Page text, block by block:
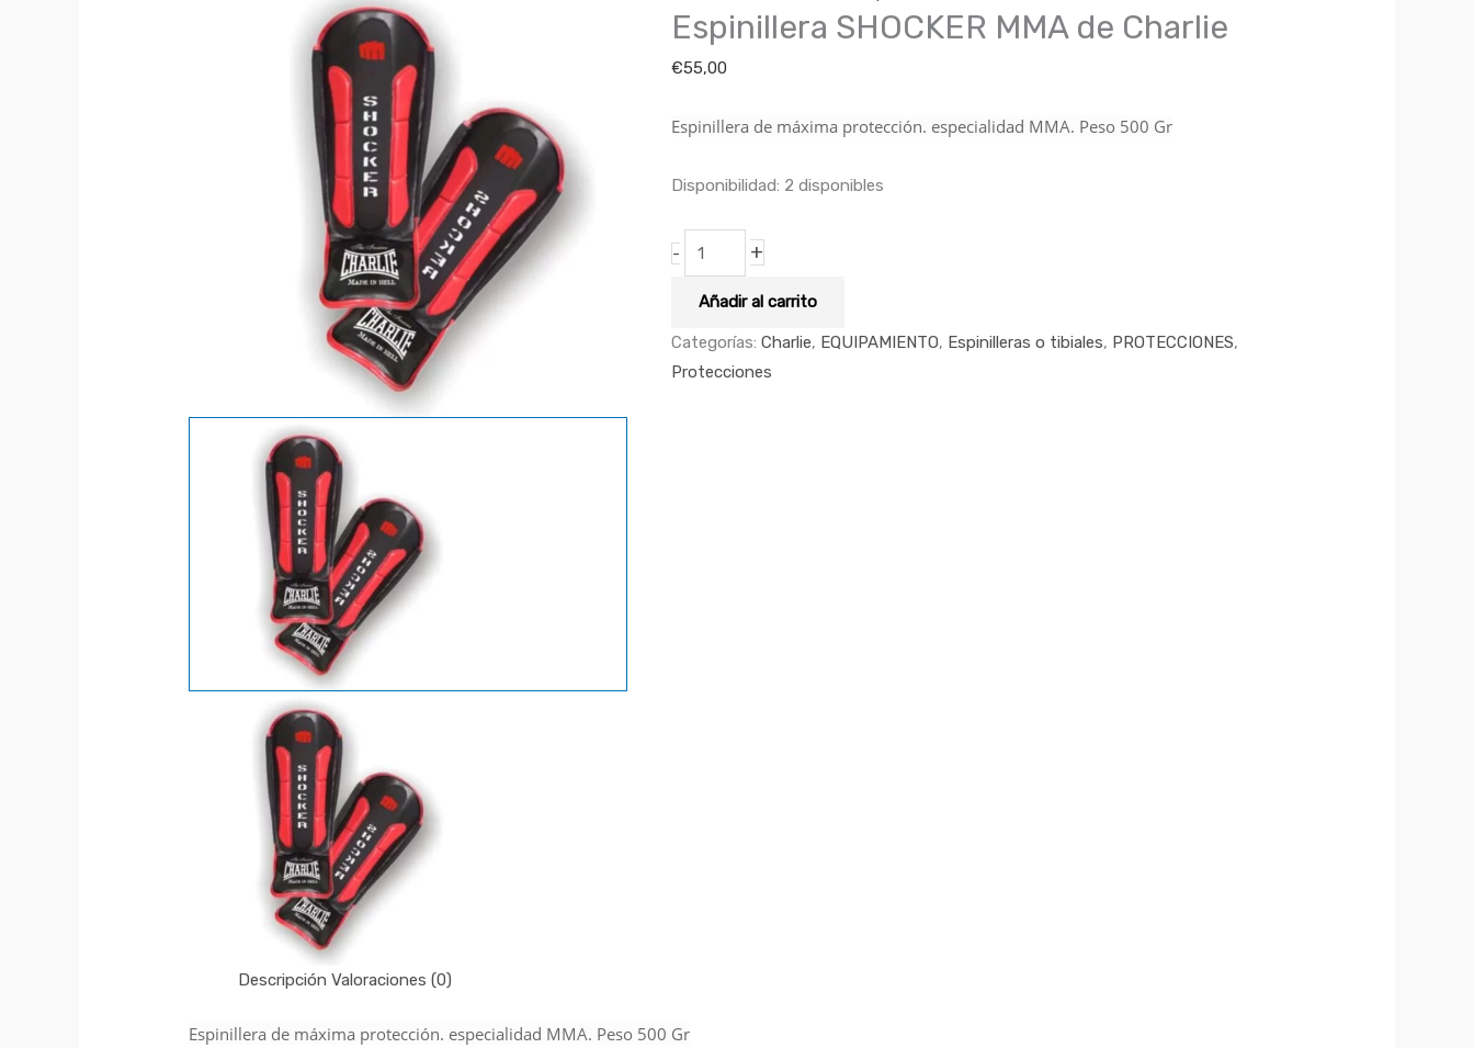
Espinillera SHOCKER MMA de Charlie
€55,00
Espinillera de máxima protección. especialidad MMA. Peso 500 Gr
Disponibilidad: 2 disponibles
-
cantidad
+
Añadir al carrito
Categorías:Charlie, EQUIPAMIENTO, Espinilleras o tibiales, PROTECCIONES,
Protecciones
Descripción Valoraciones (0)
Espinillera de máxima protección. especialidad MMA. Peso 500 Gr